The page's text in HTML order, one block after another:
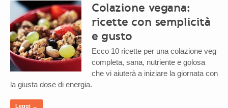
Colazione vegana:
ricette con semplicità
e gusto
Ecco 10 ricette per una colazione veg
completa, sana, nutriente e golosa
che vi aiuterà a iniziare la giornata con
la giusta dose di energia.
Leggi →